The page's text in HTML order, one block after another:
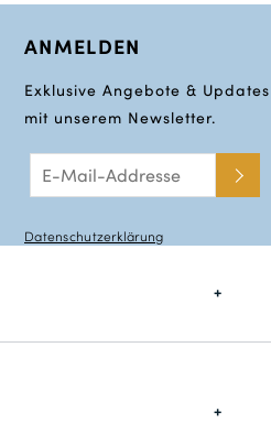
ANMELDEN
Exklusive Angebote & Updates
mit unserem Newsletter.
Datenschutzerklärung